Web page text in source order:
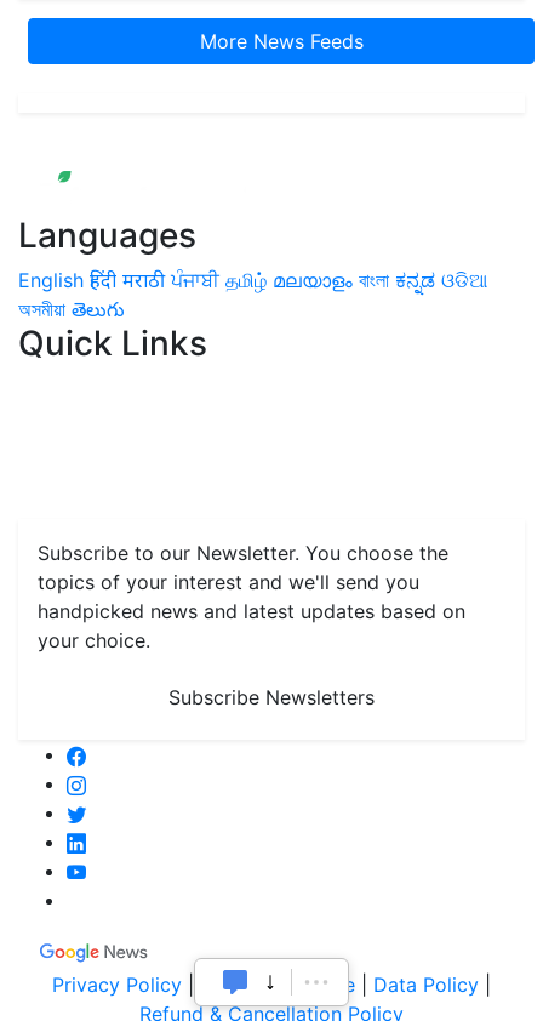
More News Feeds
Languages
English हिंदी मराठी ਪੰਜਾਬੀ தமிழ் മലയാളം বাংলা ಕನ್ನಡ ଓଡିଆ
অসমীয়া తెలుగు
Quick Links
Subscribe to our Newsletter. You choose the
topics of your interest and we'll send you
handpicked news and latest updates based on
your choice.
Subscribe Newsletters
Privacy Policy Terms of Service Data Policy
Refund & Cancellation Policy